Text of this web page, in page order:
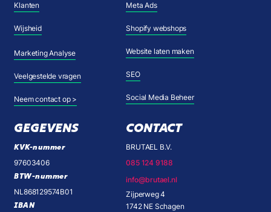
Klanten
Wijsheid
Marketing Analyse
Veelgestelde vragen
Neem contact op >
Meta Ads
Shopify webshops
Website laten maken
SEO
Social Media Beheer
GEGEVENS
KVK-nummer
97603406
BTW-nummer
NL868129574B01
IBAN
CONTACT
BRUTAEL B.V.
085 124 9188
info@brutael.nl
Zijperweg 4
1742 NE Schagen